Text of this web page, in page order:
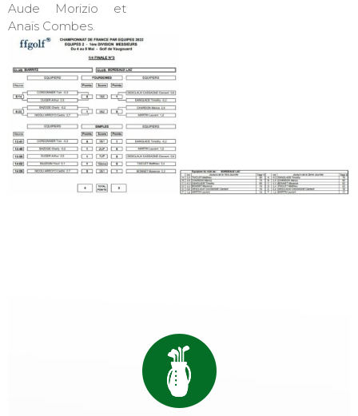
Aude Morizio et
Anaïs Combes.